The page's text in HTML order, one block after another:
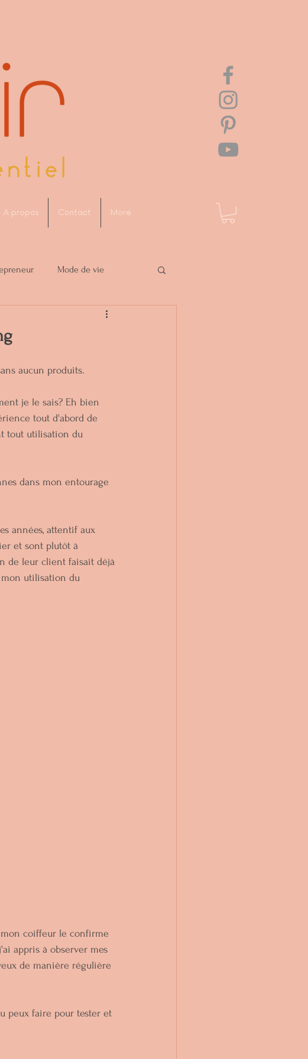
A propos Contact More
Mode de vie
aucun produits.
je le sais? Eh bien
tout d'abord de
tout utilisation du
dans mon entourage
années, attentif aux
et sont plutôt à
de leur client faisait déjà
utilisation du
coiffeur le confirme
appris à observer mes
de manière régulière
peux faire pour tester et